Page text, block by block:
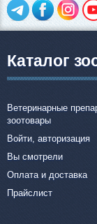
Каталог
Ветеринарные
зоотовары
Войти, авторизация
Вы смотрели
Оплата и доставка
Прайслист